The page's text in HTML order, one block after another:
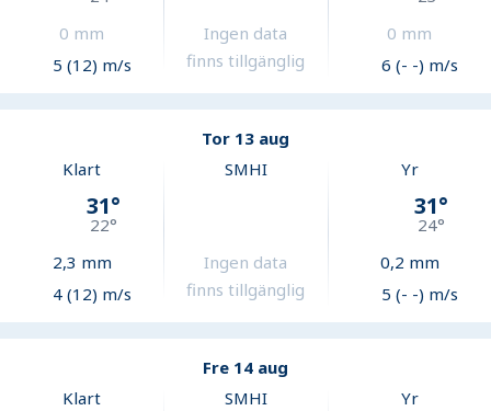
0 mm
5 (12) m/s
Ingen data
finns tillgänglig
0 mm
6 (- -) m/s
Tor 13 aug
Klart
31°
22°
2,3 mm
4 (12) m/s
SMHI
Ingen data
finns tillgänglig
Yr
31°
24°
0,2 mm
5 (- -) m/s
Fre 14 aug
Klart
SMHI Yr